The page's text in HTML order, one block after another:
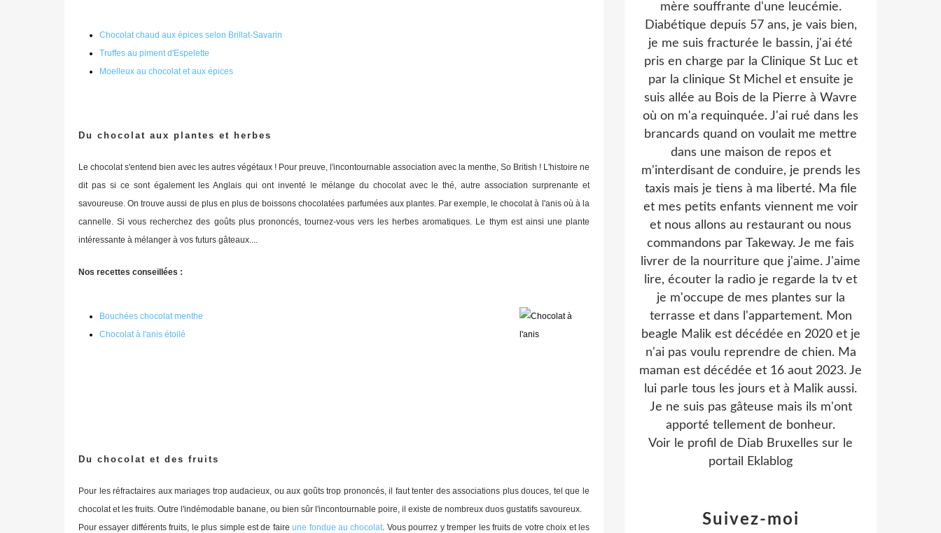
Chocolat chaud aux épices selon Brillat-Savarin
Truffes au piment d'Espelette
Moelleux au chocolat et aux épices
Du chocolat aux plantes et herbes
Le chocolat s'entend bien avec les autres végétaux ! Pour preuve, l'incontournable association avec la menthe, So British ! L'histoire ne
dit pas si ce sont également les Anglais qui ont inventé le mélange du chocolat avec le thé, autre association surprenante et
savoureuse. On trouve aussi de plus en plus de boissons chocolatées parfumées aux plantes. Par exemple, le chocolat à l'anis où à la
cannelle. Si vous recherchez des goûts plus prononcés, tournez-vous vers les herbes aromatiques. Le thym est ainsi une plante
intéressante à mélanger à vos futurs gâteaux....
Nos recettes conseillées :
Bouchées chocolat menthe
Chocolat à l'anis étoilé
Du chocolat et des fruits
Pour les réfractaires aux mariages trop audacieux, ou aux goûts trop prononcés, il faut tenter des associations plus douces, tel que le
chocolat et les fruits. Outre l'indémodable banane, ou bien sûr l'incontournable poire, il existe de nombreux duos gustatifs savoureux.
Pour essayer différents fruits, le plus simple est de faireune fondue au chocolat . Vous pourrez y tremper les fruits de votre choix et les
Suivez-moi
mère souffrante d'une leucémie.
Diabétique depuis 57 ans, je vais bien,
je me suis fracturée le bassin, j'ai été
pris en charge par la Clinique St Luc et
par la clinique St Michel et ensuite je
suis allée au Bois de la Pierre à Wavre
où on m'a requinquée. J'ai rué dans les
brancards quand on voulait me mettre
dans une maison de repos et
m'interdisant de conduire, je prends les
taxis mais je tiens à ma liberté. Ma file
et mes petits enfants viennent me voir
et nous allons au restaurant ou nous
commandons par Takeway. Je me fais
livrer de la nourriture que j'aime. J'aime
lire, écouter la radio je regarde la tv et
je m'occupe de mes plantes sur la
terrasse et dans l'appartement. Mon
beagle Malik est décédée en 2020 et je
n'ai pas voulu reprendre de chien. Ma
maman est décédée et 16 aout 2023. Je
lui parle tous les jours et à Malik aussi.
Je ne suis pas gâteuse mais ils m'ont
apporté tellement de bonheur.
Voir le profil de Diab Bruxelles sur le
portail Eklablog